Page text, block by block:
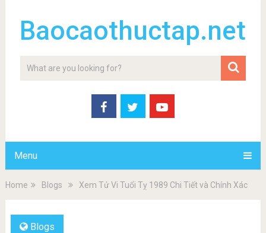
Baocaothuctap.net
Menu
Home Blogs Xem Tử Vi Tuổi Tỵ 1989 Chi Tiết và Chính Xác
Blogs